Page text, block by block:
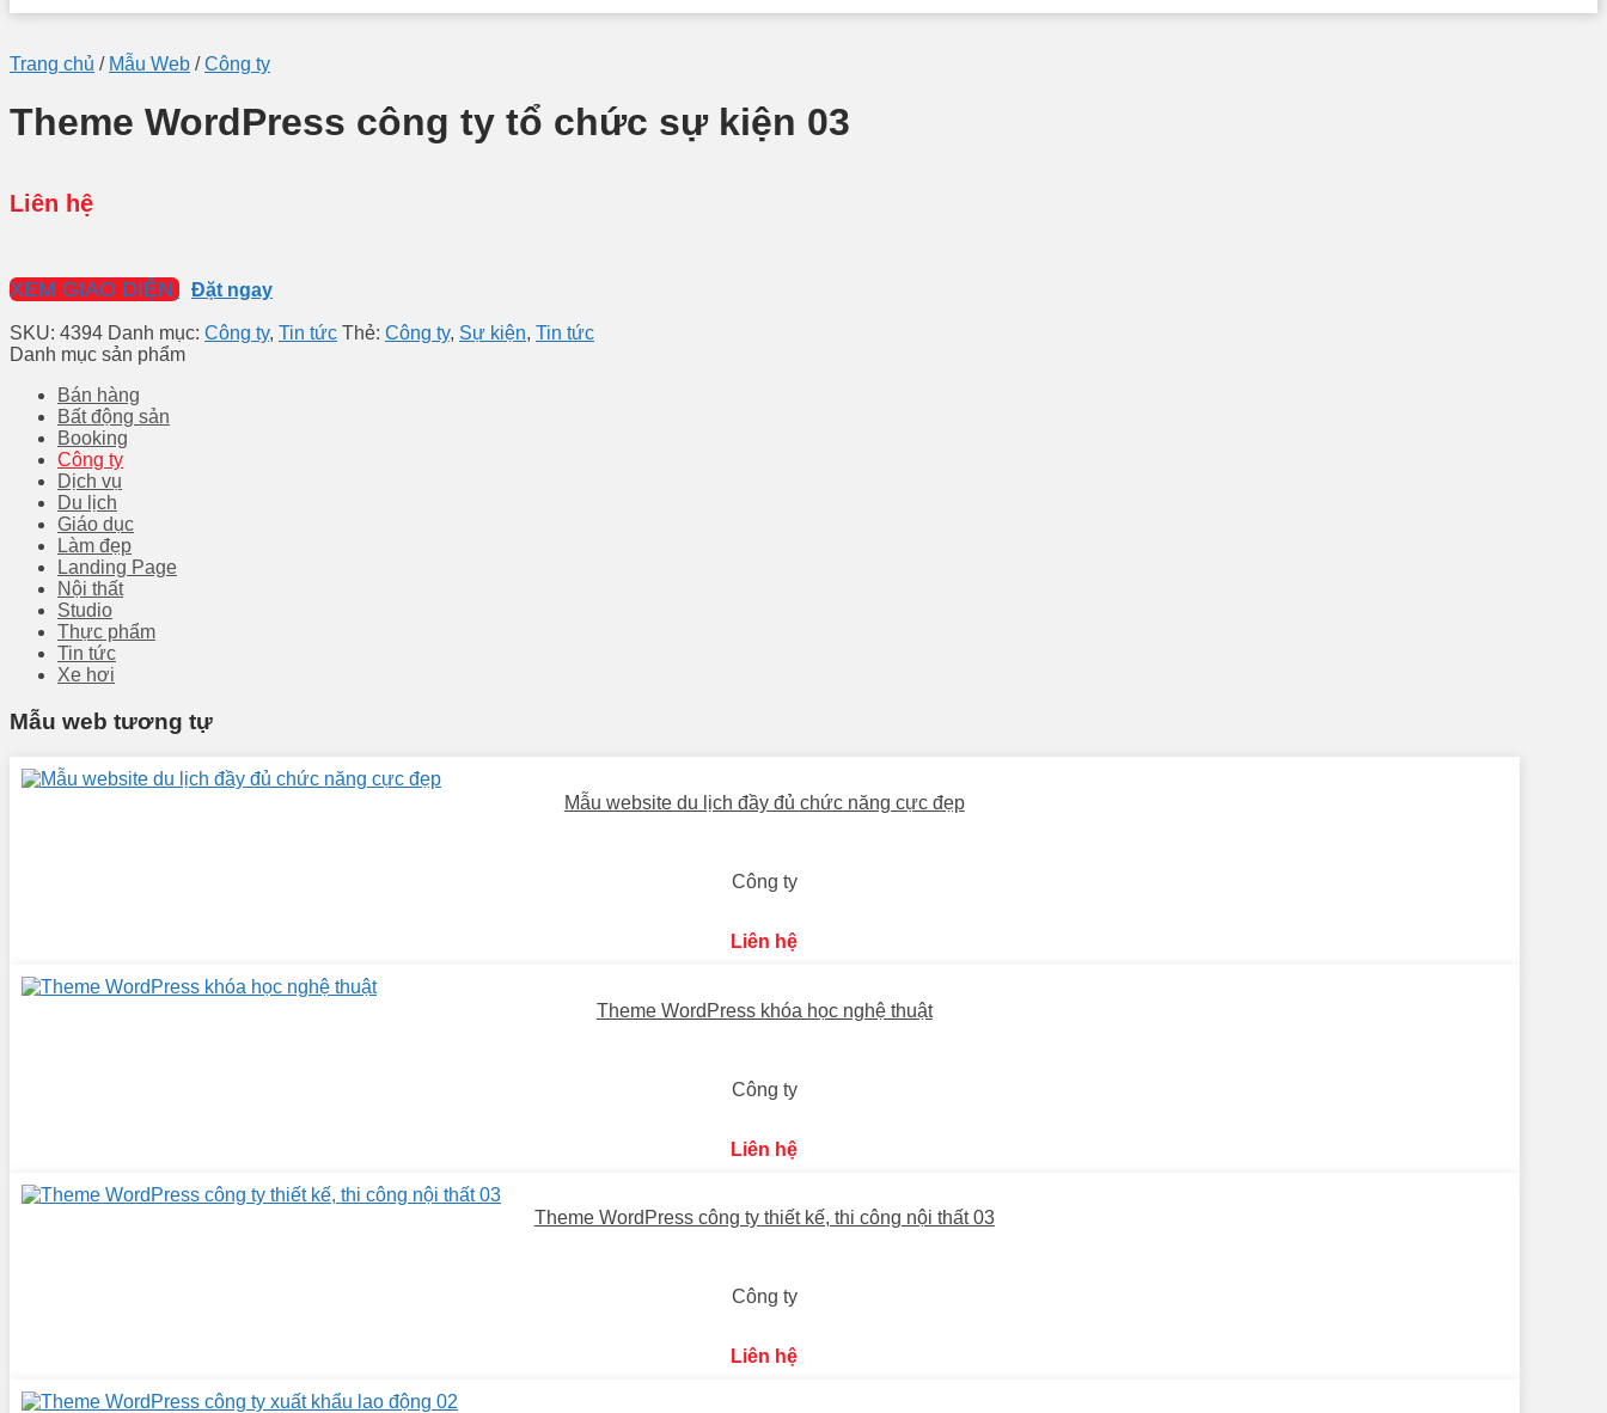
Trang chủ / Mẫu Web / Công ty
Theme WordPress công ty tổ chức sự kiện 03
Liên hệ
XEM GIAO DIỆN Đặt ngay
SKU: 4394 Danh mục: Công ty, Tin tức Thẻ: Công ty, Sự kiện, Tin tức
Danh mục sản phẩm
Bán hàng
Bất động sản
Booking
Công ty
Dịch vụ
Du lịch
Giáo dục
Làm đẹp
Landing Page
Nội thất
Studio
Thực phẩm
Tin tức
Xe hơi
Mẫu web tương tự
Công ty
Mẫu website du lịch đầy đủ chức năng cực đẹp
Liên hệ
Công ty
Theme WordPress khóa học nghệ thuật
Liên hệ
Công ty
Theme WordPress công ty thiết kế, thi công nội thất 03
Liên hệ